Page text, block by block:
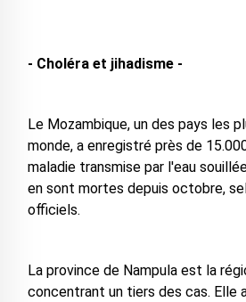
- Choléra et jihadisme -
Le Mozambique, un des pays les
monde, a enregistré près de
maladie transmise par l'eau
en sont mortes depuis octobre,
officiels.
La province de Nampula est la
concentrant un tiers des cas. Elle